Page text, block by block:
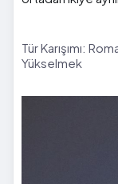
Tür Karışımı:
Yükselmek